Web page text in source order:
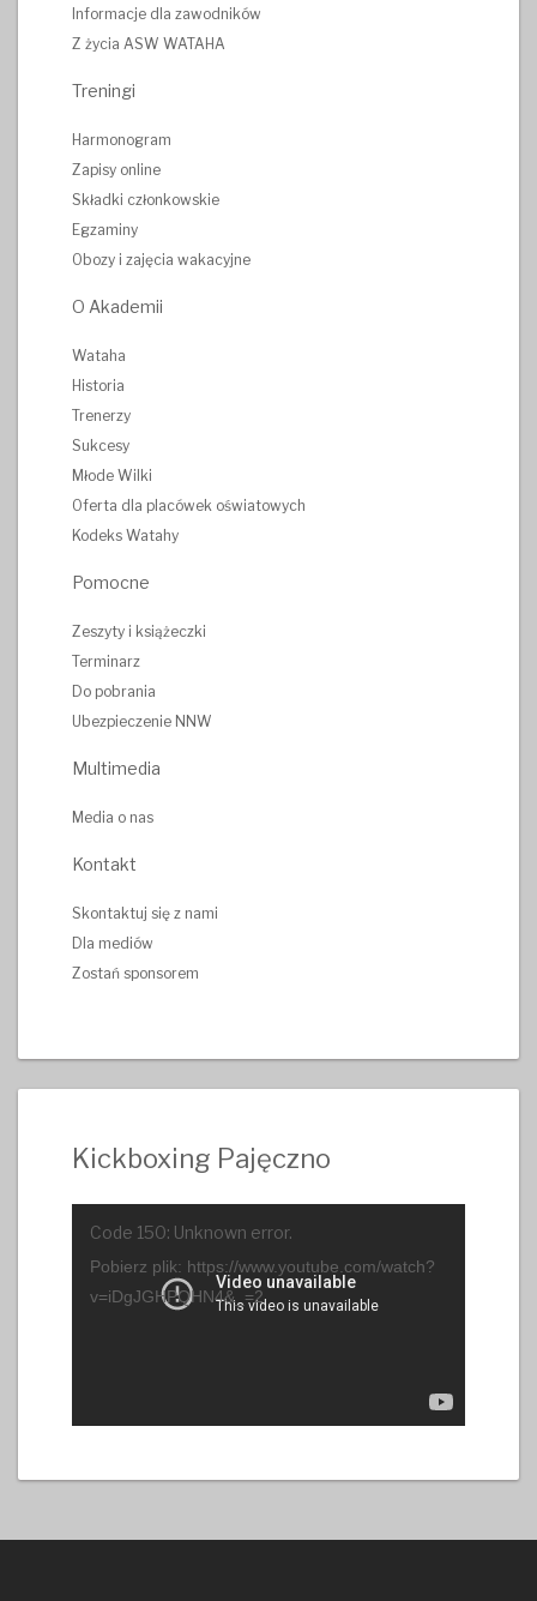
Informacje dla zawodników
Z życia ASW WATAHA
Treningi
Harmonogram
Zapisy online
Składki członkowskie
Egzaminy
Obozy i zajęcia wakacyjne
O Akademii
Wataha
Historia
Trenerzy
Sukcesy
Młode Wilki
Oferta dla placówek oświatowych
Kodeks Watahy
Pomocne
Zeszyty i książeczki
Terminarz
Do pobrania
Ubezpieczenie NNW
Multimedia
Media o nas
Kontakt
Skontaktuj się z nami
Dla mediów
Zostań sponsorem
Kickboxing Pajęczno
Code 150: Unknown error.
Pobierz plik: https://www.youtube.com/watch?
v=iDgJGHPQHN4&_=2